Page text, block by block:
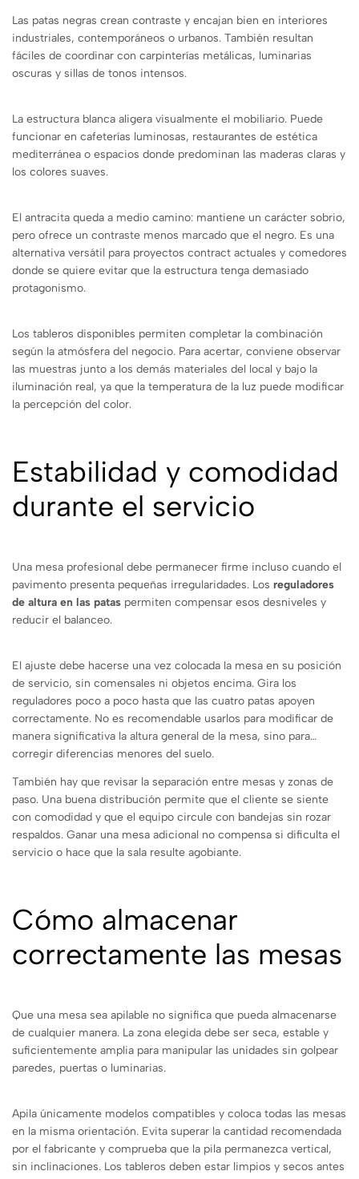
Las patas negras crean contraste y encajan bien en interiores
industriales, contemporáneos o urbanos. También resultan
fáciles de coordinar con carpinterías metálicas, luminarias
oscuras y sillas de tonos intensos.
La estructura blanca aligera visualmente el mobiliario. Puede
funcionar en cafeterías luminosas, restaurantes de estética
mediterránea o espacios donde predominan las maderas claras y
los colores suaves.
El antracita queda a medio camino: mantiene un carácter sobrio,
pero ofrece un contraste menos marcado que el negro. Es una
alternativa versátil para proyectos contract actuales y comedores
donde se quiere evitar que la estructura tenga demasiado
protagonismo.
Los tableros disponibles permiten completar la combinación
según la atmósfera del negocio. Para acertar, conviene observar
las muestras junto a los demás materiales del local y bajo la
iluminación real, ya que la temperatura de la luz puede modificar
la percepción del color.
Estabilidad y comodidad
durante el servicio
Una mesa profesional debe permanecer firme incluso cuando el
pavimento presenta pequeñas irregularidades. Los reguladores
de altura en las patas permiten compensar esos desniveles y
reducir el balanceo.
El ajuste debe hacerse una vez colocada la mesa en su posición
de servicio, sin comensales ni objetos encima. Gira los
reguladores poco a poco hasta que las cuatro patas apoyen
correctamente. No es recomendable usarlos para modificar de
manera significativa la altura general de la mesa, sino para
corregir diferencias menores del suelo.
También hay que revisar la separación entre mesas y zonas de
paso. Una buena distribución permite que el cliente se siente
con comodidad y que el equipo circule con bandejas sin rozar
respaldos. Ganar una mesa adicional no compensa si dificulta el
servicio o hace que la sala resulte agobiante.
Cómo almacenar
correctamente las mesas
Que una mesa sea apilable no significa que pueda almacenarse
de cualquier manera. La zona elegida debe ser seca, estable y
suficientemente amplia para manipular las unidades sin golpear
paredes, puertas o luminarias.
Apila únicamente modelos compatibles y coloca todas las mesas
en la misma orientación. Evita superar la cantidad recomendada
por el fabricante y comprueba que la pila permanezca vertical,
sin inclinaciones. Los tableros deben estar limpios y secos antes